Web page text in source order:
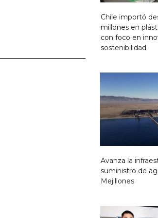
Chile importó
millones en
con foco en
sostenibilidad
Avanza la
suministro de
Mejillones